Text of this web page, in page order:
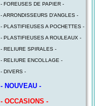
- FOREUSES DE PAPIER -
- ARRONDISSEURS D'ANGLES -
- PLASTIFIEUSES A POCHETTES -
- PLASTIFIEUSES A ROULEAUX -
- RELIURE SPIRALES -
- RELIURE ENCOLLAGE -
- DIVERS -
- NOUVEAU -
- OCCASIONS -